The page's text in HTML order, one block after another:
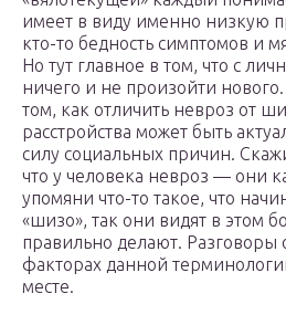
имеет в виду именно низкую
кто-то бедность симптомов и
Но тут главное в том, что с
ничего и не произойти
том, как отличить невроз от
расстройства может быть
силу социальных причин.
что у человека невроз — они
упомяни что-то такое, что
«шизо», так они видят в этом
правильно делают. Разговоры
факторах данной
месте.